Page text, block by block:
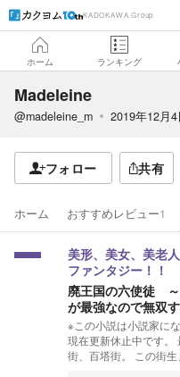
KADOKAWA Group
ホーム ランキング
Madeleine
@madeleine_m 2019年12月4
フォロー 共有
ホーム おすすめレビュー1
美形、美女、美老
ファンタジー！！
廃王国の六使徒 ～
が最強なので無双
※この小説は小説家に
現在更新休止中です。
街、百塔街。 この街